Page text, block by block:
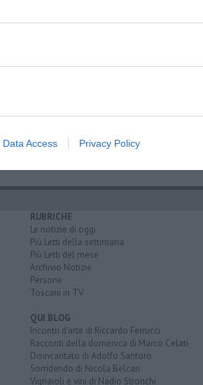
Data Access Privacy Policy
RUBRICHE
Le notizie di oggi
Più Letti della settimana
Più Letti del mese
Archivio Notizie
Persone
Toscani in TV
QUI BLOG
Incontri d'arte di Riccardo Ferrucci
Racconti della domenica di Marco Celati
Disincantato di Adolfo Santoro
Sorridendo di Nicola Belcari
Vignaioli e vini di Nadio Stronchi